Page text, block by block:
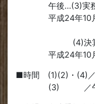
午後…(3)実
平成24年10月
(4)決算
平成24年10月
■時間 (1)(2)・(4)／
(3) ／午後